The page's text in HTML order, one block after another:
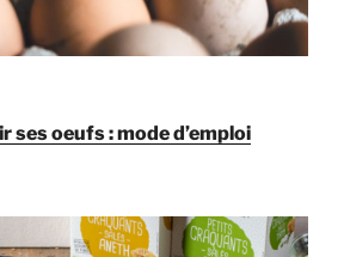
ses oeufs : mode d’emploi